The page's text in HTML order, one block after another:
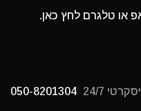
או טלגרם לחץ כאן.
24/7
050-8201304